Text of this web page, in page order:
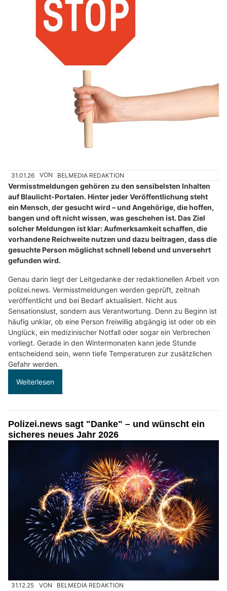
31.01.26 VON BELMEDIA REDAKTION
Vermisstmeldungen gehören zu den sensibelsten Inhalten
auf Blaulicht-Portalen. Hinter jeder Veröffentlichung steht
ein Mensch, der gesucht wird – und Angehörige, die hoffen,
bangen und oft nicht wissen, was geschehen ist. Das Ziel
solcher Meldungen ist klar: Aufmerksamkeit schaffen, die
vorhandene Reichweite nutzen und dazu beitragen, dass die
gesuchte Person möglichst schnell lebend und unversehrt
gefunden wird.
Genau darin liegt der Leitgedanke der redaktionellen Arbeit von
polizei.news. Vermisstmeldungen werden geprüft, zeitnah
veröffentlicht und bei Bedarf aktualisiert. Nicht aus
Sensationslust, sondern aus Verantwortung. Denn zu Beginn ist
häufig unklar, ob eine Person freiwillig abgängig ist oder ob ein
Unglück, ein medizinischer Notfall oder sogar ein Verbrechen
vorliegt. Gerade in den Wintermonaten kann jede Stunde
entscheidend sein, wenn tiefe Temperaturen zur zusätzlichen
Gefahr werden.
Weiterlesen
Polizei.news sagt "Danke" – und wünscht ein
sicheres neues Jahr 2026
31.12.25 VON BELMEDIA REDAKTION